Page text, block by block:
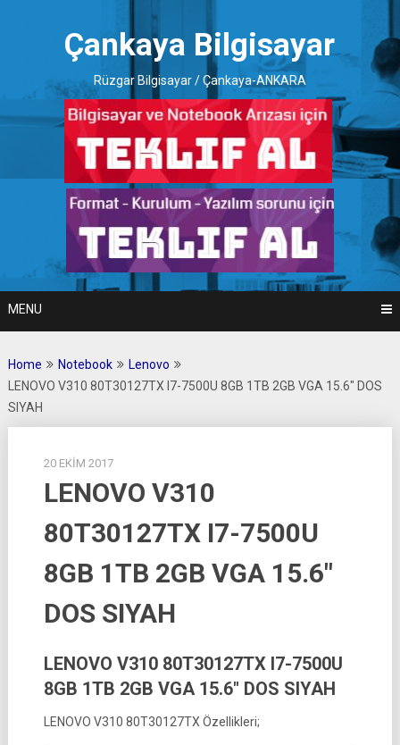
Çankaya Bilgisayar
Rüzgar Bilgisayar / Çankaya-ANKARA
MENU
Home Notebook
Lenovo
LENOVO V310 80T30127TX I7-7500U 8GB 1TB 2GB VGA 15.6″ DOS
SIYAH
20 EKIM 2017
LENOVO V310
80T30127TX I7-7500U
8GB 1TB 2GB VGA 15.6″
DOS SIYAH
LENOVO V310 80T30127TX I7-7500U
8GB 1TB 2GB VGA 15.6″ DOS SIYAH
LENOVO V310 80T30127TX Özellikleri;